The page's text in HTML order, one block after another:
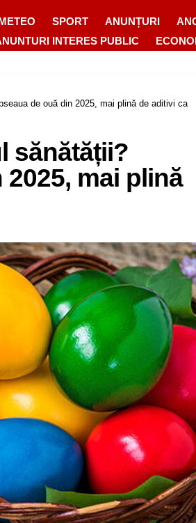
SPORT ANUNȚURI
INTERES PUBLIC
de ouă din 2025, mai plină de aditivi ca
sănătății?
mai plină